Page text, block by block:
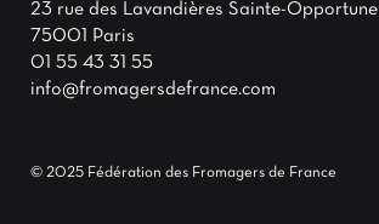
23 rue des Lavandières Sainte-Opportune
75001 Paris
01 55 43 31 55
info@fromagersdefrance.com
© 2025 Fédération des Fromagers de France